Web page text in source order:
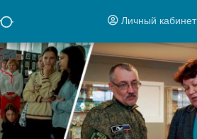
Личный кабинет